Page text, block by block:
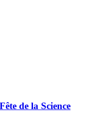
de la Science